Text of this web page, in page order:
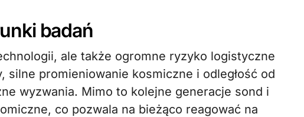
badań
ale także ogromne ryzyko logistyczne
silne promieniowanie kosmiczne i odległość od
wyzwania. Mimo to kolejne generacje sond i
co pozwala na bieżąco reagować na